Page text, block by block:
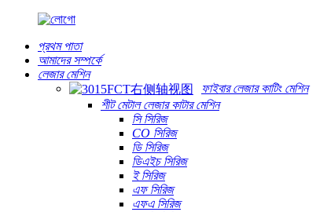
প্রথম পাতা
আমাদের সম্পর্কে
লেজার মেশিন
ফাইবার লেজার কাটিং মেশিন
শীট মেটাল লেজার কাটার মেশিন
সি সিরিজ
CO সিরিজ
ডি সিরিজ
ডিএইচ সিরিজ
ই সিরিজ
এফ সিরিজ
এফএ সিরিজ